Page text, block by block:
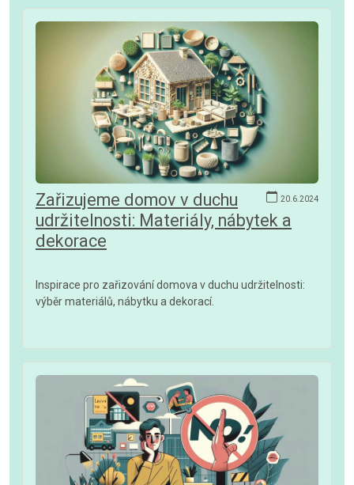
20.6.2024
Zařizujeme domov v duchu
udržitelnosti: Materiály, nábytek a
dekorace
Inspirace pro zařizování domova v duchu udržitelnosti:
výběr materiálů, nábytku a dekorací.